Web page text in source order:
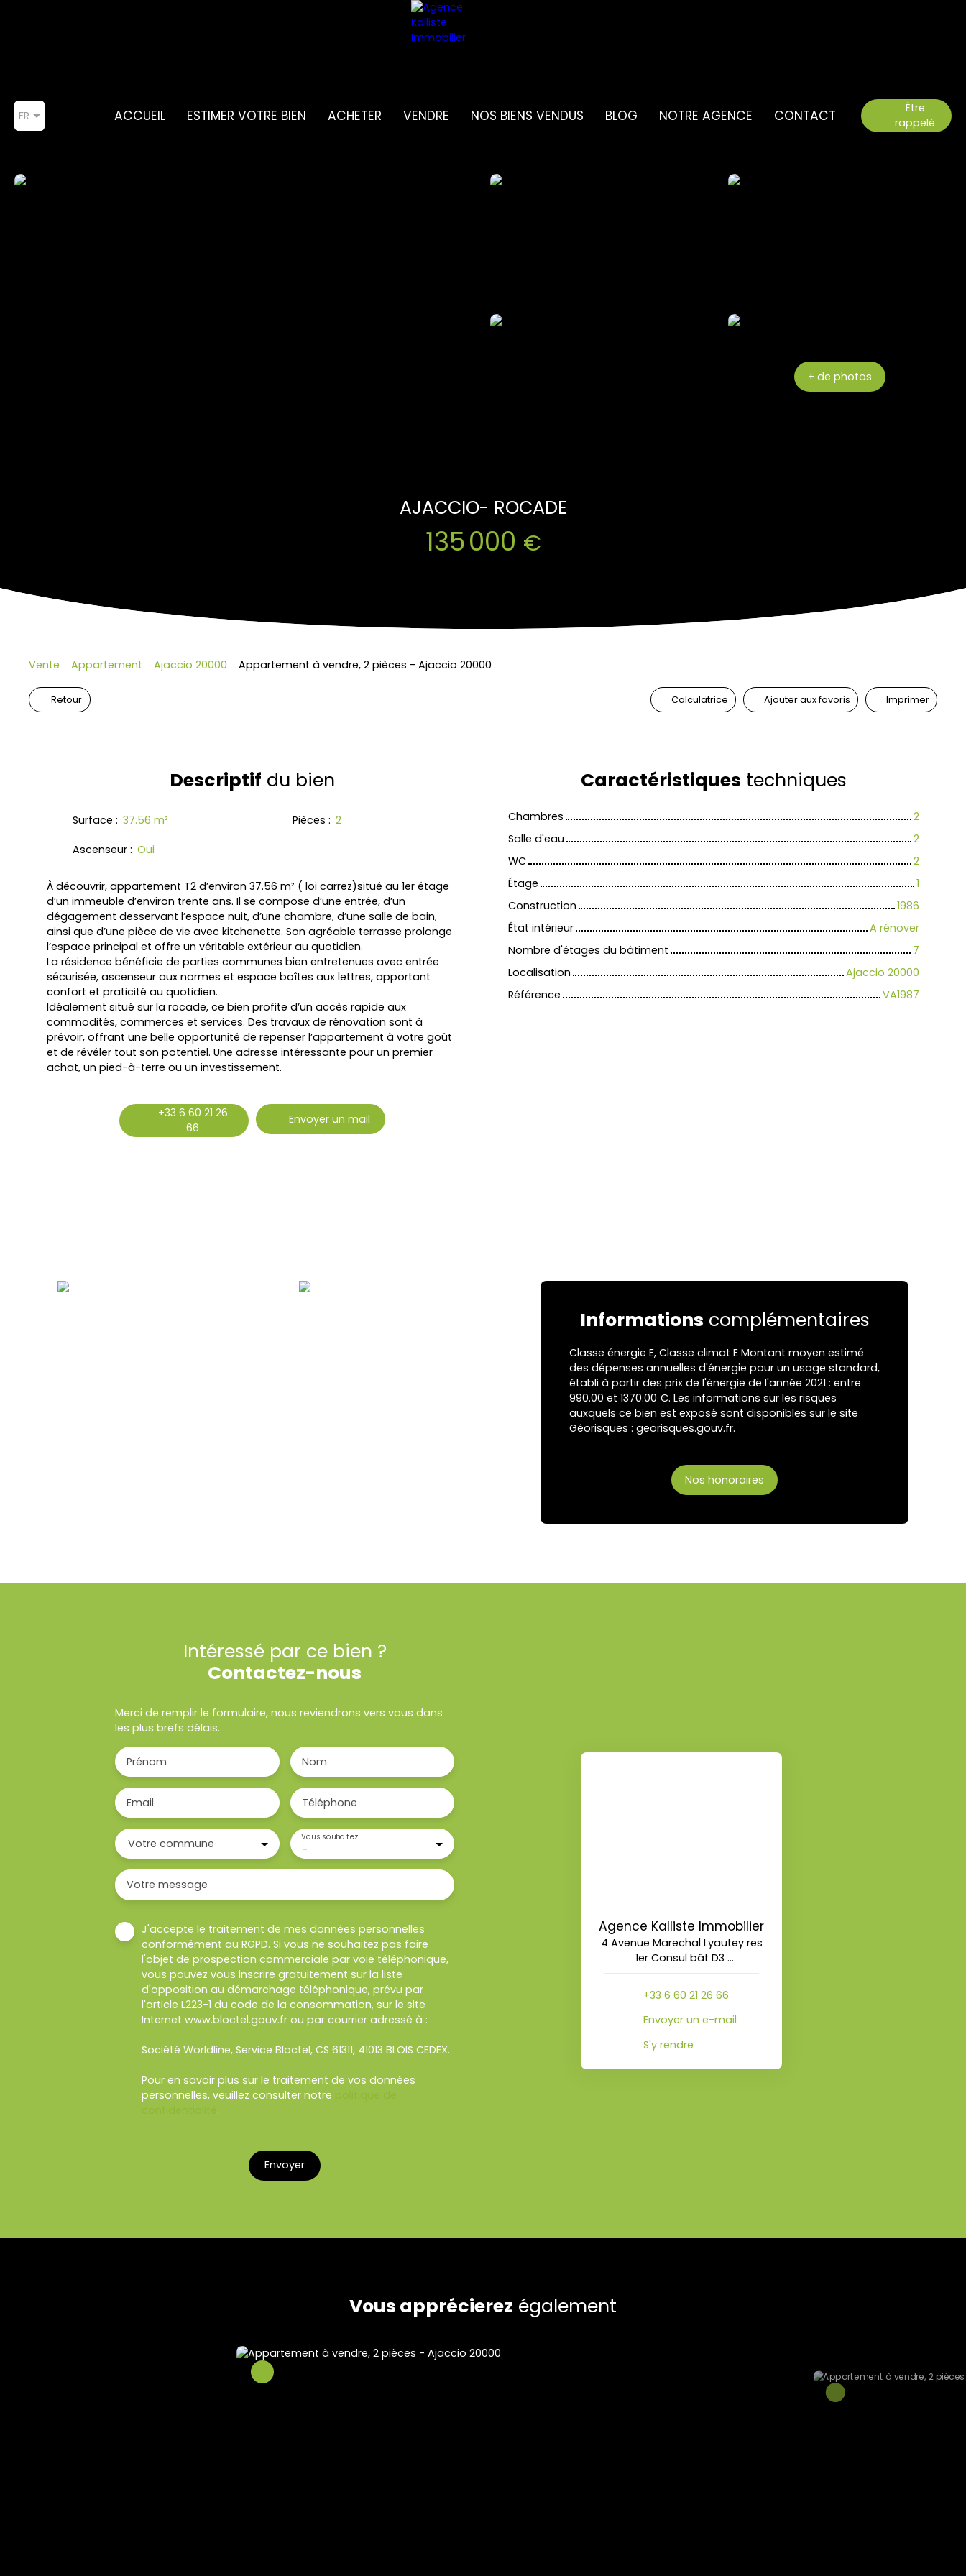
FR ACCUEIL ESTIMER VOTRE BIEN ACHETER VENDRE NOS BIENS VENDUS BLOG NOTRE AGENCE CONTACT
Être
rappelé
+ de photos
AJACCIO- ROCADE
135 000 €
Vente Appartement Ajaccio 20000 Appartement à vendre, 2 pièces - Ajaccio 20000
Retour Calculatrice Ajouter aux favoris Imprimer
Descriptif du bien
Surface : 37.56 m² Pièces : 2
Ascenseur : Oui
À découvrir, appartement T2 d’environ 37.56 m² ( loi carrez)situé au 1er étage
d’un immeuble d’environ trente ans. Il se compose d’une entrée, d’un
dégagement desservant l’espace nuit, d’une chambre, d’une salle de bain,
ainsi que d’une pièce de vie avec kitchenette. Son agréable terrasse prolonge
l’espace principal et offre un véritable extérieur au quotidien.
La résidence bénéficie de parties communes bien entretenues avec entrée
sécurisée, ascenseur aux normes et espace boîtes aux lettres, apportant
confort et praticité au quotidien.
Idéalement situé sur la rocade, ce bien profite d’un accès rapide aux
commodités, commerces et services. Des travaux de rénovation sont à
prévoir, offrant une belle opportunité de repenser l’appartement à votre goût
et de révéler tout son potentiel. Une adresse intéressante pour un premier
achat, un pied-à-terre ou un investissement.
+33 6 60 21 26
66
Envoyer un mail
Caractéristiques techniques
Chambres
2
Salle d'eau
2
WC
2
Étage
1
Construction
1986
État intérieur
A rénover
Nombre d'étages du bâtiment
7
Localisation
Ajaccio 20000
Référence
VA1987
Informations complémentaires
Classe énergie E, Classe climat E Montant moyen estimé
des dépenses annuelles d'énergie pour un usage standard,
établi à partir des prix de l'énergie de l'année 2021 : entre
990.00 et 1370.00 €. Les informations sur les risques
auxquels ce bien est exposé sont disponibles sur le site
Géorisques : georisques.gouv.fr.
Nos honoraires
Intéressé par ce bien ?
Contactez-nous
Merci de remplir le formulaire, nous reviendrons vers vous dans
les plus brefs délais.
Prénom Nom
Email Téléphone
Votre commune -
Vous souhaitez
Votre message
J'accepte le traitement de mes données personnelles
conformément au RGPD. Si vous ne souhaitez pas faire
l'objet de prospection commerciale par voie téléphonique,
vous pouvez vous inscrire gratuitement sur la liste
d'opposition au démarchage téléphonique, prévu par
l'article L223-1 du code de la consommation, sur le site
Internet www.bloctel.gouv.fr ou par courrier adressé à :
Société Worldline, Service Bloctel, CS 61311, 41013 BLOIS CEDEX.
Pour en savoir plus sur le traitement de vos données
personnelles, veuillez consulter notre
.
Envoyer
Agence Kalliste Immobilier
4 Avenue Marechal Lyautey res
1er Consul bât D3
+33 6 60 21 26 66
Envoyer un e-mail
S'y rendre
Vous apprécierez également